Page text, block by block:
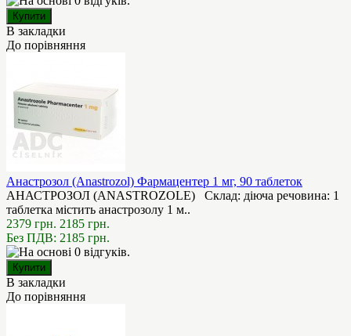
В закладки
До порівняння
Анастрозол (Anastrozol) Фармацентер 1 мг, 90 таблеток
АНАСТРОЗОЛ (ANASTROZOLE) Склад: діюча речовина: 1
таблетка містить анастрозолу 1 м..
2379 грн. 2185 грн.
Без ПДВ: 2185 грн.
В закладки
До порівняння